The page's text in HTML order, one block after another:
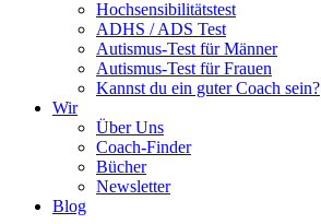
Hochsensibilitätstest
ADHS / ADS Test
Autismus-Test für Männer
Autismus-Test für Frauen
Kannst du ein guter Coach sein?
Wir
Über Uns
Coach-Finder
Bücher
Newsletter
Blog